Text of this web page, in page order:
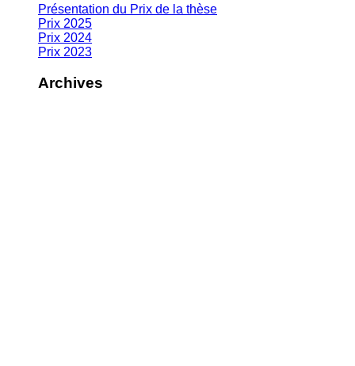
Présentation du Prix de la thèse
Prix 2025
Prix 2024
Prix 2023
Archives